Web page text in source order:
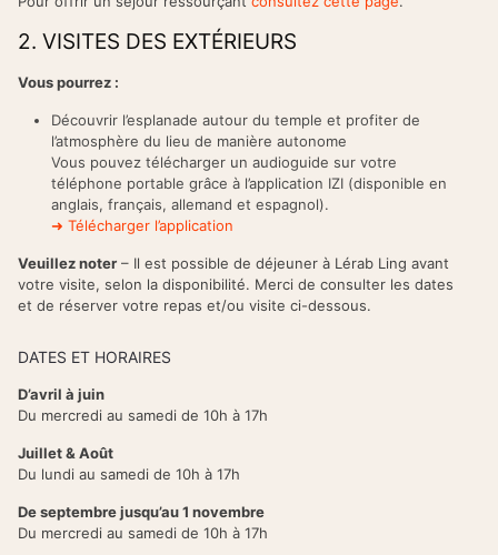
2. VISITES DES EXTÉRIEURS
Vous pourrez :
Découvrir l’esplanade autour du temple et profiter de
l’atmosphère du lieu de manière autonome
Vous pouvez télécharger un audioguide sur votre
téléphone portable grâce à l’application IZI (disponible en
anglais, français, allemand et espagnol).
➜ Télécharger l’application
Veuillez noter – Il est possible de déjeuner à Lérab Ling avant
votre visite, selon la disponibilité. Merci de consulter les dates
et de réserver votre repas et/ou visite ci-dessous.
DATES ET HORAIRES
D’avril à juin
Du mercredi au samedi de 10h à 17h
Juillet & Août
Du lundi au samedi de 10h à 17h
De septembre jusqu’au 1 novembre
Du mercredi au samedi de 10h à 17h